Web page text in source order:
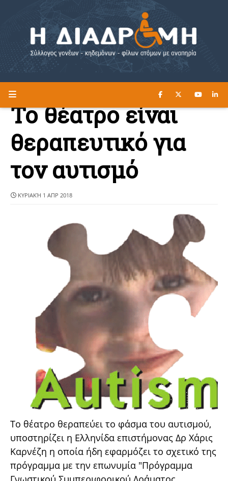
Η ΔΙΑΔΡΟΜΗ ΔΙΑΒΑΣΤΕ ΕΔΩ ►
Το θέατρο είναι
θεραπευτικό για
τον αυτισμό
ΚΥΡΙΑΚΉ 1 ΑΠΡ 2018
Το θέατρο θεραπεύει το φάσμα του αυτισμού,
υποστηρίζει η Ελληνίδα επιστήμονας Δρ Χάρις
Καρνέζη η οποία ήδη εφαρμόζει το σχετικό της
πρόγραμμα με την επωνυμία "Πρόγραμμα